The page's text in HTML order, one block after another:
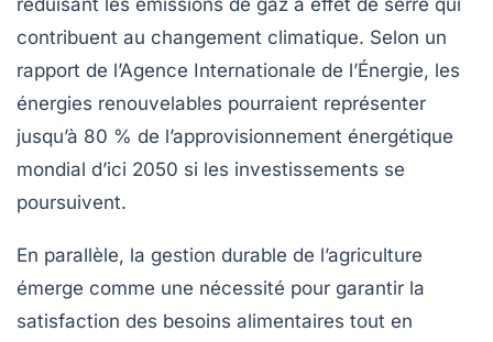
réduisant les émissions de gaz à effet de serre qui
contribuent au changement climatique. Selon un
rapport de l’Agence Internationale de l’Énergie, les
énergies renouvelables pourraient représenter
jusqu’à 80 % de l’approvisionnement énergétique
mondial d’ici 2050 si les investissements se
poursuivent.
En parallèle, la gestion durable de l’agriculture
émerge comme une nécessité pour garantir la
satisfaction des besoins alimentaires tout en